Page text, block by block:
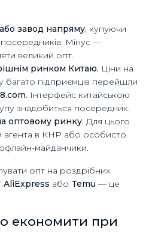
завод напряму, купуючи
Мінус —
великий опт.
ринком Китаю. Ціни на
багато підприємців перейшли
. Інтерфейс китайською
знадобиться посередник.
оптовому ринку. Для цього
агента в КНР або особисто
офлайн-майданчики.
опт на роздрібних
AliExpress або Temu — це
економити при